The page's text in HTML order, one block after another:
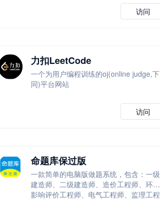
访问
力扣LeetCode
一个为用户编程训练的oj(online judge,下
同)平台网站
访问
命题库保过版
一款简单的电脑版做题系统，包含：一级
建造师、二级建造师、造价工程师、环境
影响评价工程师、电气工程师、监理工程